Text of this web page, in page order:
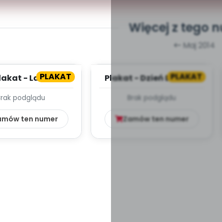
Więcej z tego
Maj 2014
PLAKAT
- Lato
podglądu
ten numer
PLAKAT
Plakat - Dzień Dziecka
Brak podglądu
Zamów ten numer